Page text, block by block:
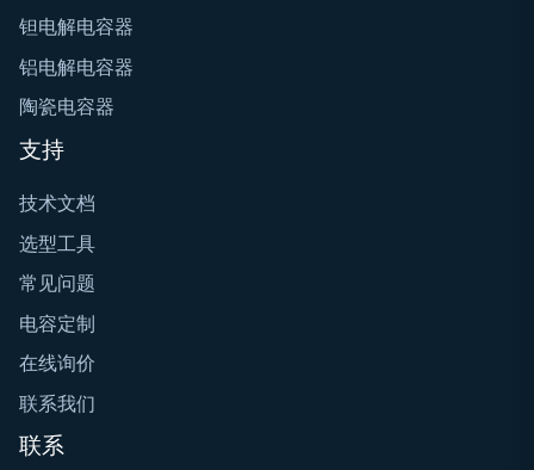
钽电解电容器
铝电解电容器
陶瓷电容器
支持
技术文档
选型工具
常见问题
电容定制
在线询价
联系我们
联系